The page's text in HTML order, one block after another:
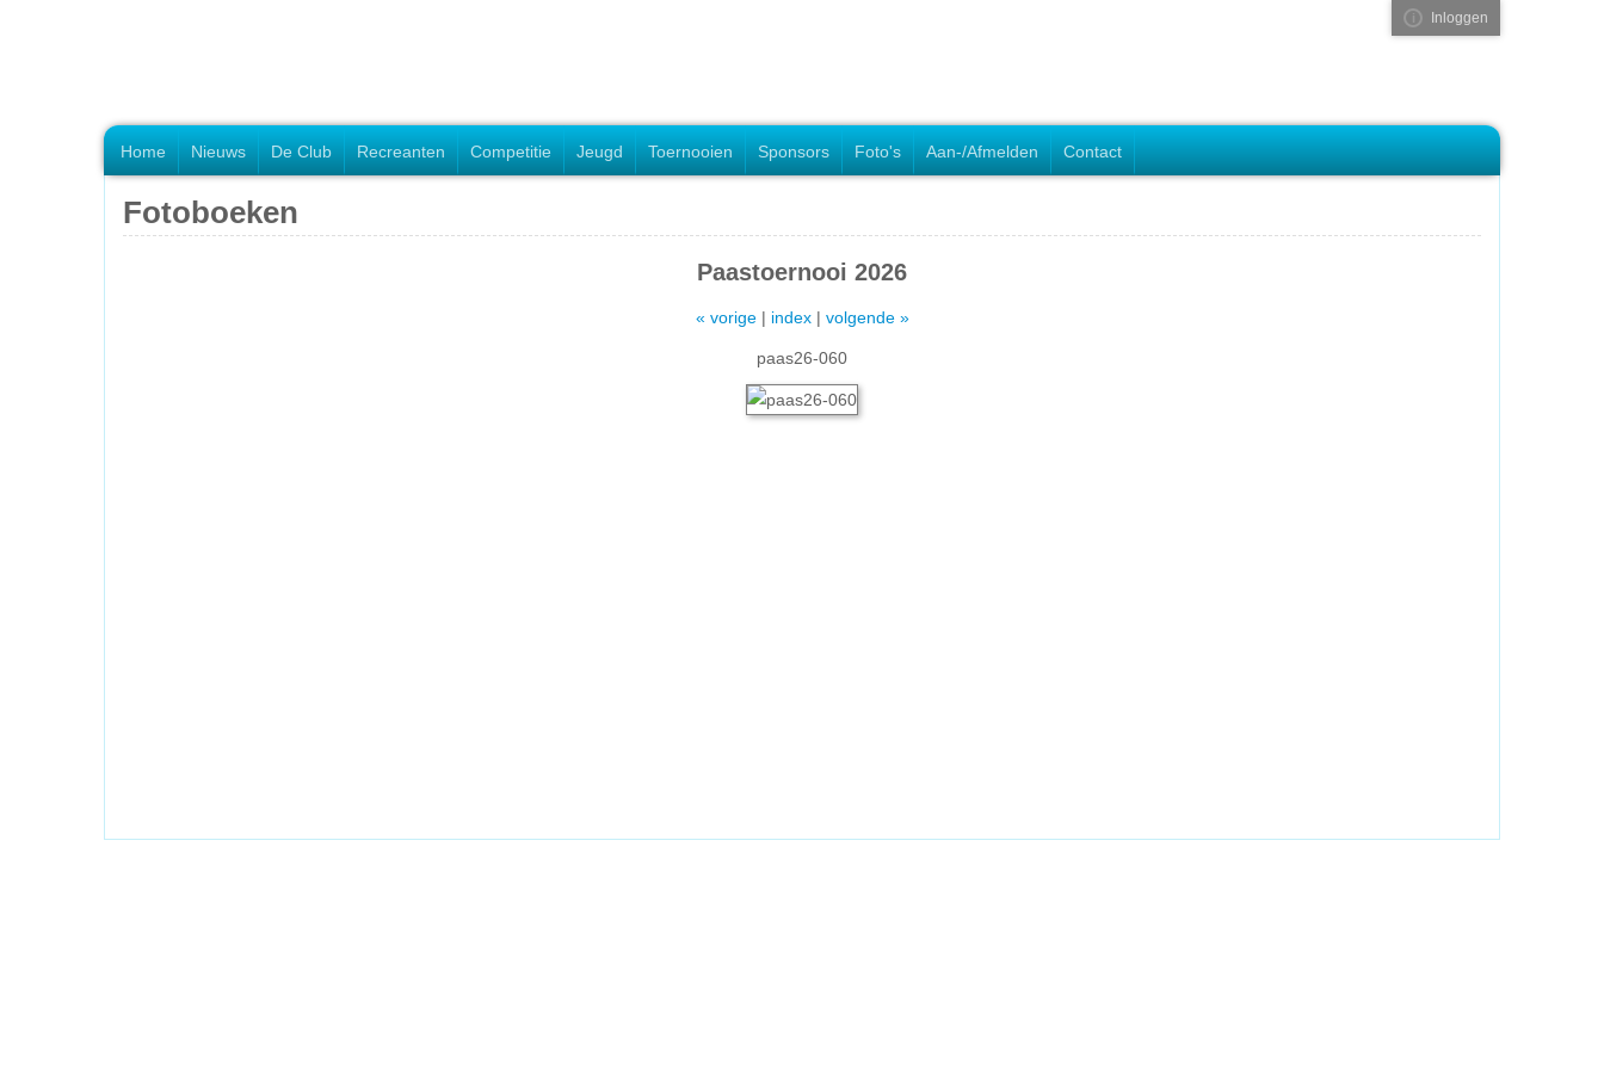
Visual ClubWeb
Inloggen
Home Nieuws De Club Recreanten Competitie Jeugd Toernooien Sponsors Foto's Aan-/Afmelden Contact
Fotoboeken
Paastoernooi 2026
« vorige| index| volgende »
paas26-060